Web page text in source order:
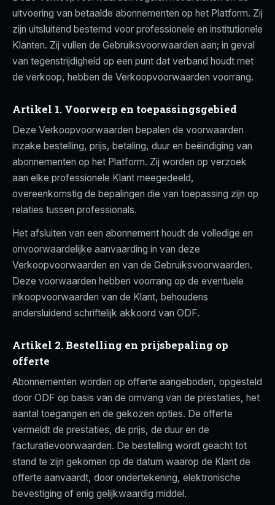
uitvoering van betaalde abonnementen op het Platform. Zij
zijn uitsluitend bestemd voor professionele en institutionele
Klanten. Zij vullen de Gebruiksvoorwaarden aan; in geval
van tegenstrijdigheid op een punt dat verband houdt met
de verkoop, hebben de Verkoopvoorwaarden voorrang.
Artikel 1. Voorwerp en toepassingsgebied
Deze Verkoopvoorwaarden bepalen de voorwaarden
inzake bestelling, prijs, betaling, duur en beëindiging van
abonnementen op het Platform. Zij worden op verzoek
aan elke professionele Klant meegedeeld,
overeenkomstig de bepalingen die van toepassing zijn op
relaties tussen professionals.
Het afsluiten van een abonnement houdt de volledige en
onvoorwaardelijke aanvaarding in van deze
Verkoopvoorwaarden en van de Gebruiksvoorwaarden.
Deze voorwaarden hebben voorrang op de eventuele
inkoopvoorwaarden van de Klant, behoudens
andersluidend schriftelijk akkoord van ODF.
Artikel 2. Bestelling en prijsbepaling op
offerte
Abonnementen worden op offerte aangeboden, opgesteld
door ODF op basis van de omvang van de prestaties, het
aantal toegangen en de gekozen opties. De offerte
vermeldt de prestaties, de prijs, de duur en de
facturatievoorwaarden. De bestelling wordt geacht tot
stand te zijn gekomen op de datum waarop de Klant de
offerte aanvaardt, door ondertekening, elektronische
bevestiging of enig gelijkwaardig middel.